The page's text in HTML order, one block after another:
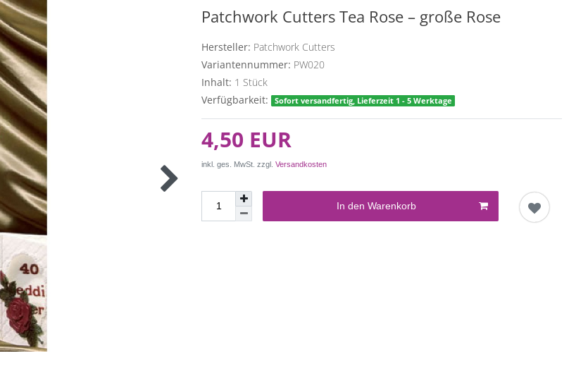
Patchwork Cutters Tea Rose – große Rose
Hersteller: Patchwork Cutters
Variantennummer: PW020
Inhalt: 1 Stück
Verfügbarkeit:
Sofort versandfertig, Lieferzeit 1 - 5 Werktage
4,50 EUR
inkl. ges. MwSt. zzgl.Versandkosten
In den Warenkorb